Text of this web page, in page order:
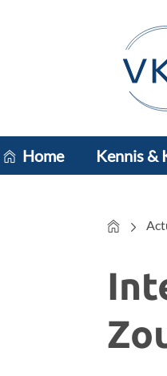
Home Kennis &
Home